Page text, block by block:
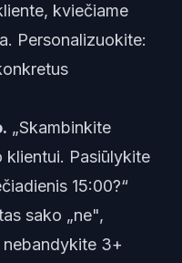
kviečiame
Personalizuokite:
„Skambinkite
klientui. Pasiūlykite
15:00?“
sako „ne",
3+